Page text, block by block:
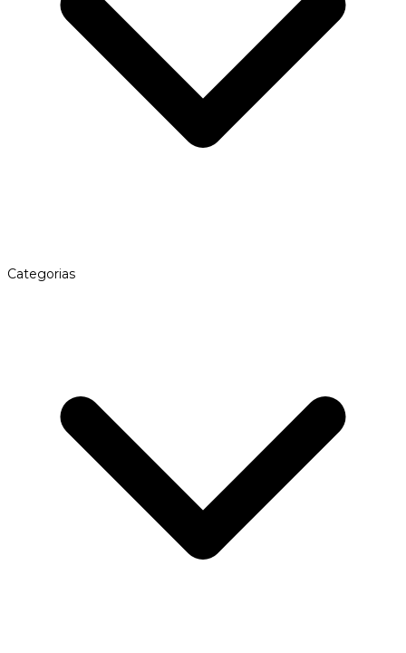
Categorias